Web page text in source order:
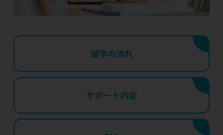
留学の流れ
→
サポート内容
→
→